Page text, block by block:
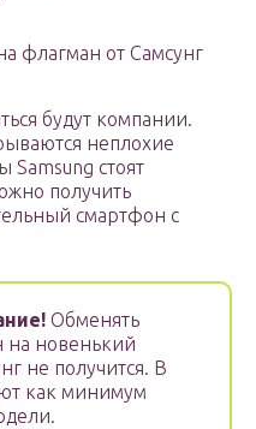
флагман от Самсунг
будут компании.
неплохие
стоят
получить
смартфон с
Обменять
на новенький
не получится. В
как минимум